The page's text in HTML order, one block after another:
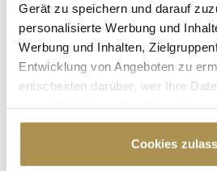
Gerät zu speichern und darauf
personalisierte Werbung und
Werbung und Inhalten,
Entwicklung von Angeboten zu
entscheiden darüber, wer Ihre
Cookie-Erklärung oder durch
Trigger Symbol ändern oder
Cookies